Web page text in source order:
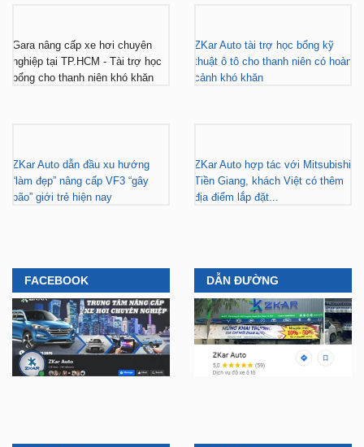
Gara nâng cấp xe hơi chuyên
nghiệp tại TP.HCM - Tài trợ học
bổng cho thanh niên khó khăn
ZKar Auto tài trợ học bổng kỹ
thuật ô tô cho thanh niên có hoàn
cảnh khó khăn
ZKar Auto dẫn đầu xu hướng
“làm đẹp” nâng cấp VF3 “gây
bão” giới trẻ hiện nay
ZKar Auto hợp tác với Mitsubishi
Tiền Giang, khách Việt có thêm
địa điểm lắp đặt...
FACEBOOK DẪN ĐƯỜNG